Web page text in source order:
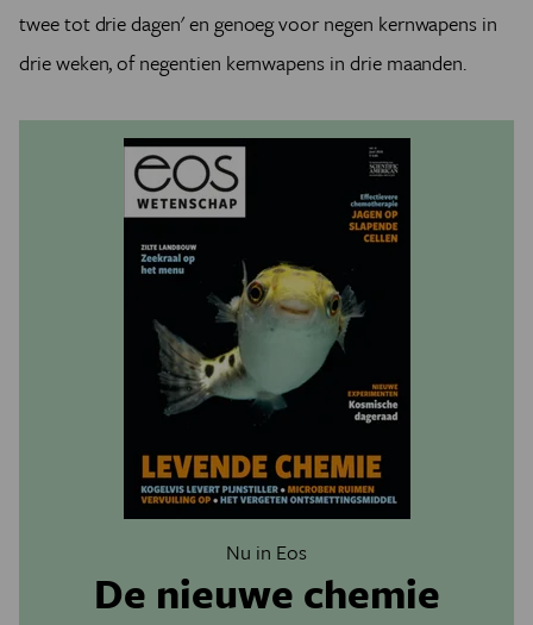
twee tot drie dagen' en genoeg voor negen kernwapens in
drie weken, of negentien kernwapens in drie maanden.
Nu in Eos
De nieuwe chemie